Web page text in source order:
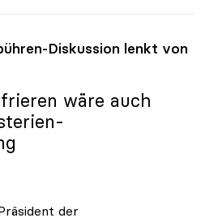
Diskussion lenkt von
wäre auch
der